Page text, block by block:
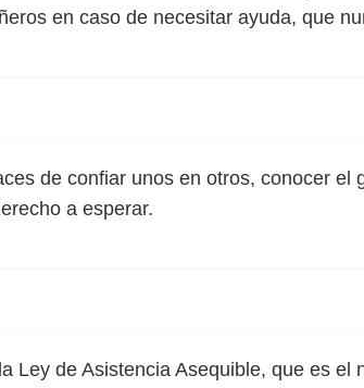
en caso de necesitar ayuda, que
de confiar unos en otros, conocer el
a esperar.
Ley de Asistencia Asequible, que es el